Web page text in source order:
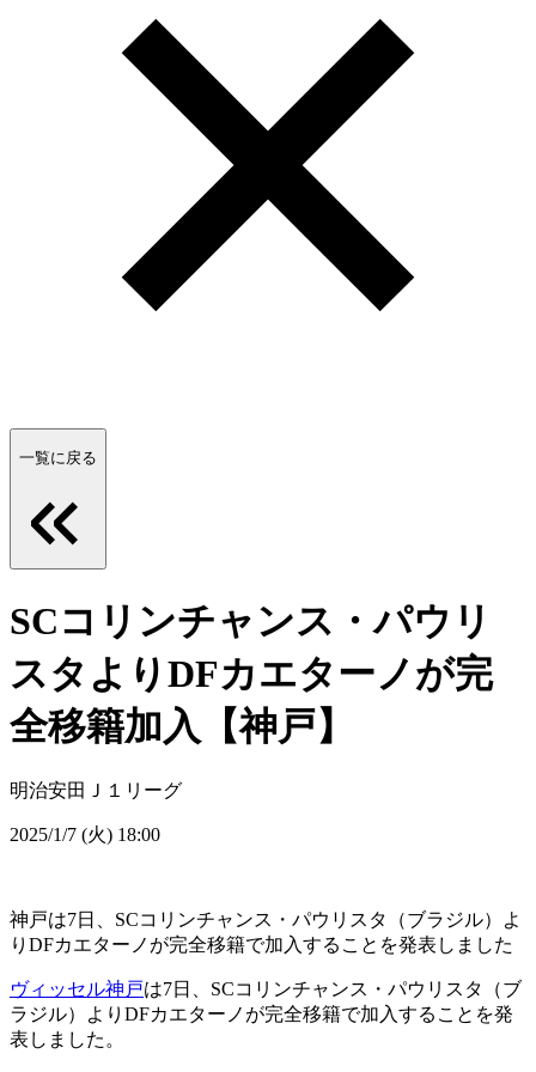
一覧に戻る
SCコリンチャンス・パウリ
スタよりDFカエターノが完
全移籍加入【神戸】
明治安田Ｊ１リーグ
2025/1/7 (火) 18:00
神戸は7日、SCコリンチャンス・パウリスタ（ブラジル）よ
りDFカエターノが完全移籍で加入することを発表しました
ヴィッセル神戸は7日、SCコリンチャンス・パウリスタ（ブ
ラジル）よりDFカエターノが完全移籍で加入することを発
表しました。